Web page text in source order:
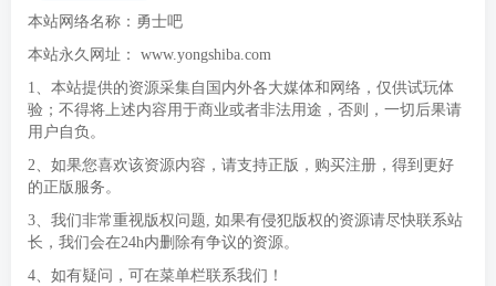
本站网络名称：勇士吧
本站永久网址： www.yongshiba.com
1、本站提供的资源采集自国内外各大媒体和网络，仅供试玩体
验；不得将上述内容用于商业或者非法用途，否则，一切后果请
用户自负。
2、如果您喜欢该资源内容，请支持正版，购买注册，得到更好
的正版服务。
3、我们非常重视版权问题, 如果有侵犯版权的资源请尽快联系站
长，我们会在24h内删除有争议的资源。
4、如有疑问，可在菜单栏联系我们！